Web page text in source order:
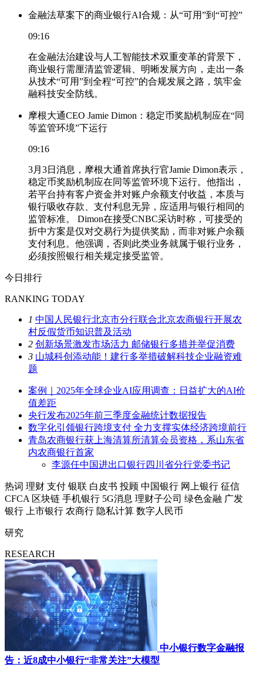
金融法草案下的商业银行AI合规：从“可用”到“可控”
09:16
在金融法治建设与人工智能技术双重变革的背景下，
商业银行需厘清监管逻辑、明晰发展方向，走出一条
从技术“可用”到全程“可控”的合规发展之路，筑牢金
融科技安全防线。
摩根大通CEO Jamie Dimon：稳定币奖励机制应在“同
等监管环境”下运行
09:16
3月3日消息，摩根大通首席执行官Jamie Dimon表示，
稳定币奖励机制应在同等监管环境下运行。他指出，
若平台持有客户资金并对账户余额支付收益，本质与
银行吸收存款、支付利息无异，应适用与银行相同的
监管标准。 Dimon在接受CNBC采访时称，可接受的
折中方案是仅对交易行为提供奖励，而非对账户余额
支付利息。他强调，否则此类业务就属于银行业务，
必须按照银行相关规定接受监管。
今日排行
RANKING TODAY
1 中国人民银行北京市分行联合北京农商银行开展农
村反假货币知识普及活动
2 创新场景激发市场活力 邮储银行多措并举促消费
3 山城科创添动能！建行多举措破解科技企业融资难
题
案例｜2025年全球企业AI应用调查：日益扩大的AI价
值差距
央行发布2025年前三季度金融统计数据报告
数字化引领银行跨境支付 全力支撑实体经济跨境前行
青岛农商银行获上海清算所清算会员资格，系山东省
内农商银行首家
李源任中国进出口银行四川省分行党委书记
热词 理财 支付 银联 白皮书 投顾 中国银行 网上银行 征信
CFCA 区块链 手机银行 5G消息 理财子公司 绿色金融 广发
银行
上市银行 农商行 隐私计算 数字人民币
研究
RESEARCH
中小银行数字金融报
告：近8成中小银行“非常关注”大模型